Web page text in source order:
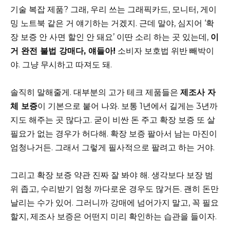
기술 복잡 제품? 그래, 우리 쓰는 그래픽카드, 모니터, 게이
밍 노트북 같은 거 얘기하는 거겠지. 근데 말야, 심지어 ‘확
장 보증 안 사면 할인 안 돼요’ 이딴 소리 하는 곳 있는데, 이
거 완전 불법 강매다, 얘들아! 소비자 보호법 위반 빼박이
야. 그냥 무시하고 따져도 돼.
솔직히 말해줄게. 대부분의 고가 테크 제품들은 제조사 자
체 보증이 기본으로 붙어 나와. 보통 1년에서 길게는 3년까
지도 해주는 곳 많다고. 굳이 비싼 돈 주고 확장 보증 또 살
필요가 없는 경우가 허다해. 확장 보증 팔아서 남는 마진이
엄청나거든. 그래서 그렇게 필사적으로 팔려고 하는 거야.
그리고 확장 보증 약관 진짜 잘 봐야 해. 생각보다 보장 범
위 좁고, 수리받기 엄청 까다로운 경우도 많거든. 괜히 돈만
날리는 수가 있어. 그러니까 강매에 넘어가지 말고, 꼭 필요
할지, 제조사 보증은 어떤지 미리 확인하는 습관을 들이자.